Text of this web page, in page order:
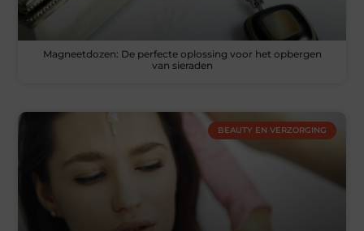
Magneetdozen: De perfecte oplossing voor het opbergen
van sieraden
BEAUTY EN VERZORGING